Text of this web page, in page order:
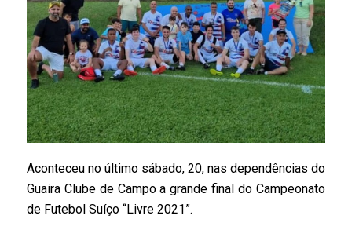
Aconteceu no último sábado, 20, nas dependências do
Guaira Clube de Campo a grande final do Campeonato
de Futebol Suíço “Livre 2021”.